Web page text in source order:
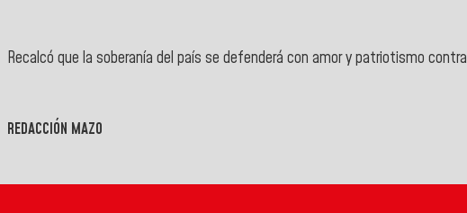
Recalcó que la soberanía del país se defenderá con amor y patriotismo
REDACCIÓN MAZO